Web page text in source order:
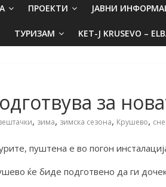
ПРОЕКТИ ЈАВНИ
ТУРИЗАМ KET-J KRUSEVO –
за
, зима, зимска сезона, Крушево,
пуштена е во погон
ќе биде подготвено да ги